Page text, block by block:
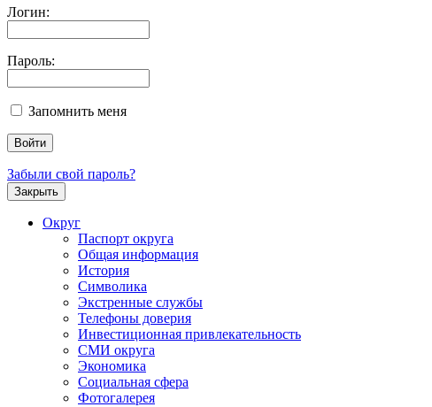
Логин:
Пароль:
Запомнить меня
Забыли свой пароль?
Закрыть
Округ
Паспорт округа
Общая информация
История
Символика
Экстренные службы
Телефоны доверия
Инвестиционная привлекательность
СМИ округа
Экономика
Социальная сфера
Фотогалерея